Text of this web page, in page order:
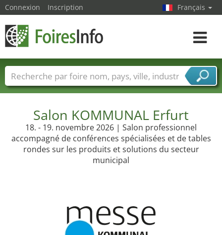
Salon KOMMUNAL Erfurt
18. - 19. novembre 2026 | Salon professionnel
accompagné de conférences spécialisées et de tables
rondes sur les produits et solutions du secteur
municipal
Connexion Inscription Français
Toggle
Foire noms Pays Villes
Secteurs de foire